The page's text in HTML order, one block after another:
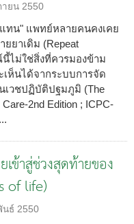
ยน 2550
ทน" แพทย์หลายคนคงเคย
ยาเดิม (Repeat
ไม่ใช่สิ่งที่ควรมองข้าม
เห็นได้จากระบบการจัด
วชปฏิบัติปฐมภูมิ (The
2nd Edition ; ICPC-
ข้าสู่ช่วงสุดท้ายของ
of life)
นธ์ 2550